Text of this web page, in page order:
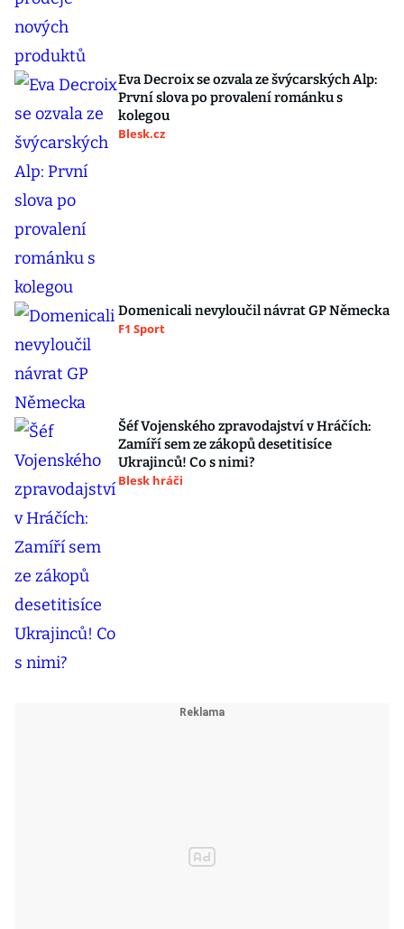
Eva Decroix se ozvala ze švýcarských Alp:
První slova po provalení románku s
kolegou
Blesk.cz
Domenicali nevyloučil návrat GP Německa
F1 Sport
Šéf Vojenského zpravodajství v Hráčích:
Zamíří sem ze zákopů desetitisíce
Ukrajinců! Co s nimi?
Blesk hráči